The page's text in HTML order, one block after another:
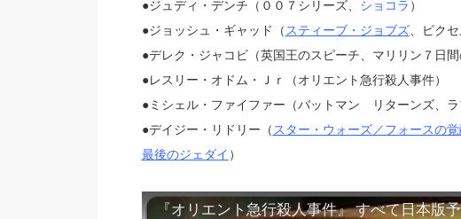
●ジュディ・デンチ（００７シリーズ、 ショコラ ）
●ジョッシュ・ギャッド（ スティーブ・ジョブズ、ピクセ
●デレク・ジャコビ（英国王のスピーチ、マリリン７日
●レスリー・オドム・Ｊｒ（オリエント急行殺人事件）
●ミシェル・ファイファー（バットマン リターンズ、ラ
●デイジー・リドリー（ スター・ウォーズ／フォースの覚
最後のジェダイ ）
『オリエント急行殺人事件』 すべて日本版